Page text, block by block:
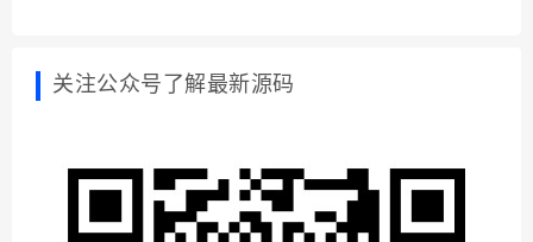
关注公众号了解最新源码